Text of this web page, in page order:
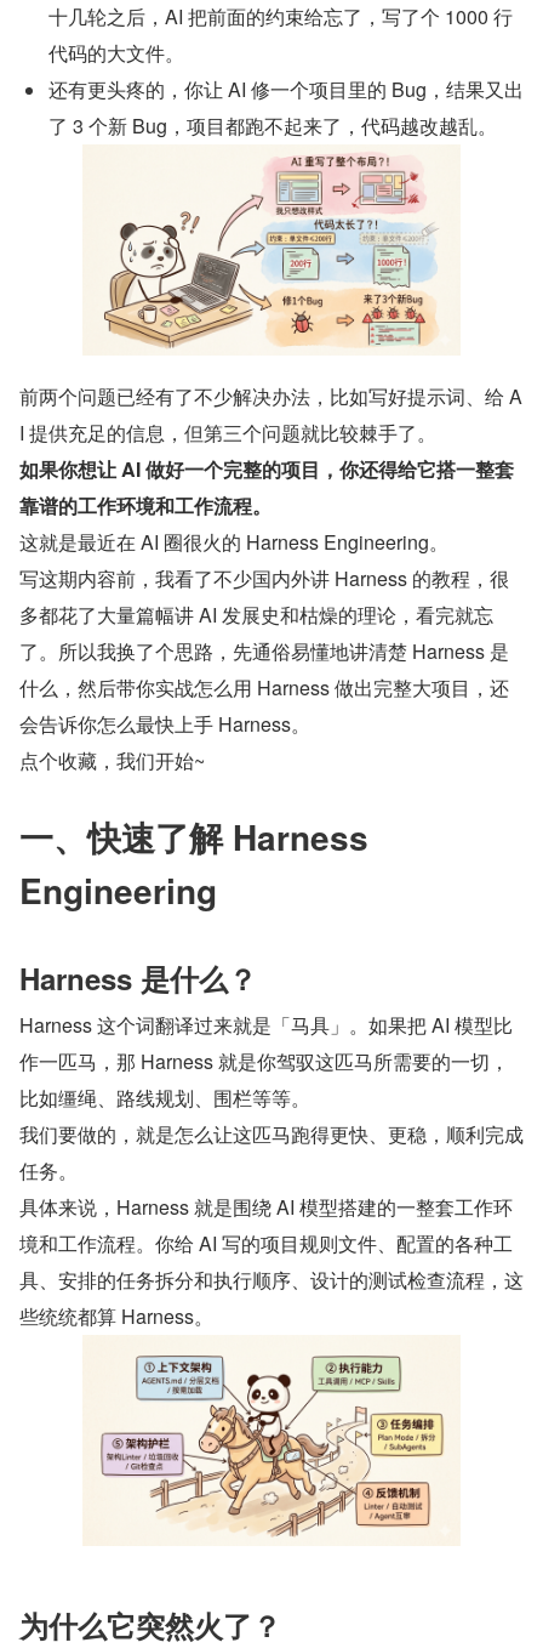
十几轮之后，AI 把前面的约束给忘了，写了个 1000 行
代码的大文件。
还有更头疼的，你让 AI 修一个项目里的 Bug，结果又出
了 3 个新 Bug，项目都跑不起来了，代码越改越乱。
前两个问题已经有了不少解决办法，比如写好提示词、给 A
I 提供充足的信息，但第三个问题就比较棘手了。
如果你想让 AI 做好一个完整的项目，你还得给它搭一整套
靠谱的工作环境和工作流程。
这就是最近在 AI 圈很火的 Harness Engineering。
写这期内容前，我看了不少国内外讲 Harness 的教程，很
多都花了大量篇幅讲 AI 发展史和枯燥的理论，看完就忘
了。所以我换了个思路，先通俗易懂地讲清楚 Harness 是
什么，然后带你实战怎么用 Harness 做出完整大项目，还
会告诉你怎么最快上手 Harness。
点个收藏，我们开始~
一、快速了解 Harness
Engineering
Harness 是什么？
Harness 这个词翻译过来就是「马具」。如果把 AI 模型比
作一匹马，那 Harness 就是你驾驭这匹马所需要的一切，
比如缰绳、路线规划、围栏等等。
我们要做的，就是怎么让这匹马跑得更快、更稳，顺利完成
任务。
具体来说，Harness 就是围绕 AI 模型搭建的一整套工作环
境和工作流程。你给 AI 写的项目规则文件、配置的各种工
具、安排的任务拆分和执行顺序、设计的测试检查流程，这
些统统都算 Harness。
为什么它突然火了？